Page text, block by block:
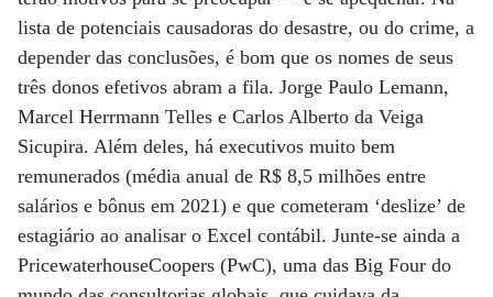
lista de potenciais causadoras do desastre, ou do crime, a
depender das conclusões, é bom que os nomes de seus
três donos efetivos abram a fila. Jorge Paulo Lemann,
Marcel Herrmann Telles e Carlos Alberto da Veiga
Sicupira. Além deles, há executivos muito bem
remunerados (média anual de R$ 8,5 milhões entre
salários e bônus em 2021) e que cometeram ‘deslize’ de
estagiário ao analisar o Excel contábil. Junte-se ainda a
PricewaterhouseCoopers (PwC), uma das Big Four do